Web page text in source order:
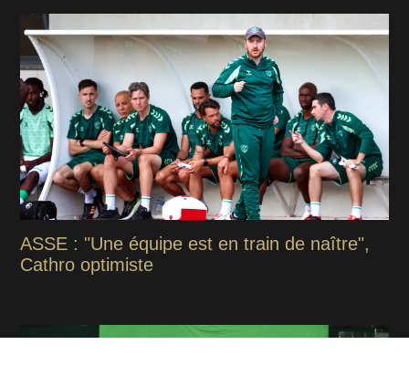
ASSE : "Une équipe est en train de naître",
Cathro optimiste